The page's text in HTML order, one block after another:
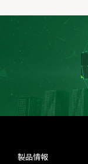
製品情報